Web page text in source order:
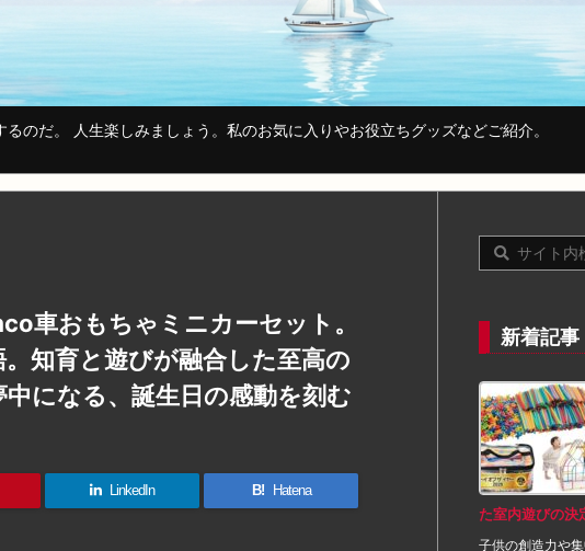
のだ。 人生楽しみましょう。私のお気に入りやお役立ちグッズなどご紹介。
車おもちゃミニカーセット。
知育と遊びが融合した至高の
になる、誕生日の感動を刻む
LinkedIn B! Hatena
新着記事
た室内遊びの決
子供の創造力や